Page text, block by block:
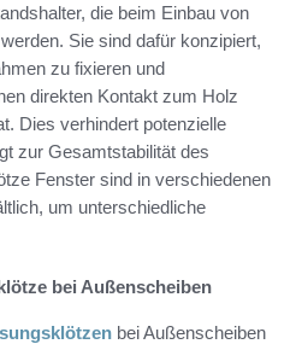
die beim Einbau von
Sie sind dafür konzipiert,
zu fixieren und
direkten Kontakt zum Holz
Dies verhindert potenzielle
zur Gesamtstabilität des
Fenster sind in verschiedenen
um unterschiedliche
bei Außenscheiben
bei Außenscheiben